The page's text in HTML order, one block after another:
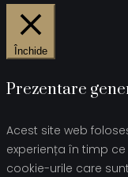
Închide
Prezentare
Acest site web
experiența în timp
cookie-urile care